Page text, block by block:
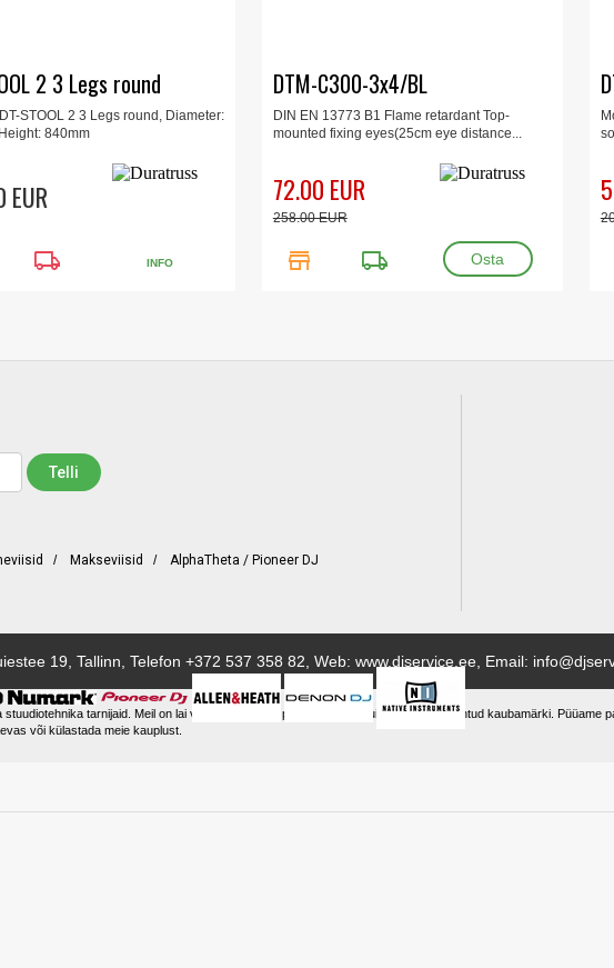
2 3 Legs round
STOOL 2 3 Legs round, Diameter:
840mm
EUR
local_shipping INFO
DTM-C300-3x4/BL
DIN EN 13773 B1 Flame retardant Top-
mounted fixing eyes(25cm eye distance...
72.00 EUR
258.00 EUR
store local_shipping
/ Makseviisid / AlphaTheta / Pioneer DJ
19, Tallinn, Telefon +372 537 358 82 , Web: www.djservice.ee, Email:
tarnijaid. Meil on lai valik tooteid ning pakume enam kui 200 erinevat tuntud kaubamärki. Püüame
või külastada meie kauplust.